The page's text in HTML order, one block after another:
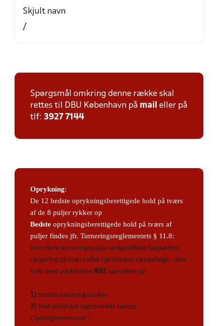
Skjult navn
/
Spørgsmål omkring denne række skal
rettes til DBU København på mail eller på
tlf: 3927 7144
Oprykning:
De 12 bedste oprykningsberettigede hold på tværs
af de 8 puljer rykker op
Bedste oprykningsberettigede hold på tværs af
puljer findes jfr. Turneringsreglementets § 11.8:
Hvor flere turneringspuljer er ligestillede fastsættes
rangering på tværs efter i prioriteret rækkefølge – idet
hold med udeblivelse IKKE kan rykke op
1) bedste placering i puljen
2) flest point per registrerede kampe
(”pointgennemsnit”)